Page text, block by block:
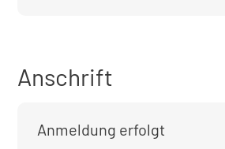
Anschrift
Anmeldung erfolgt